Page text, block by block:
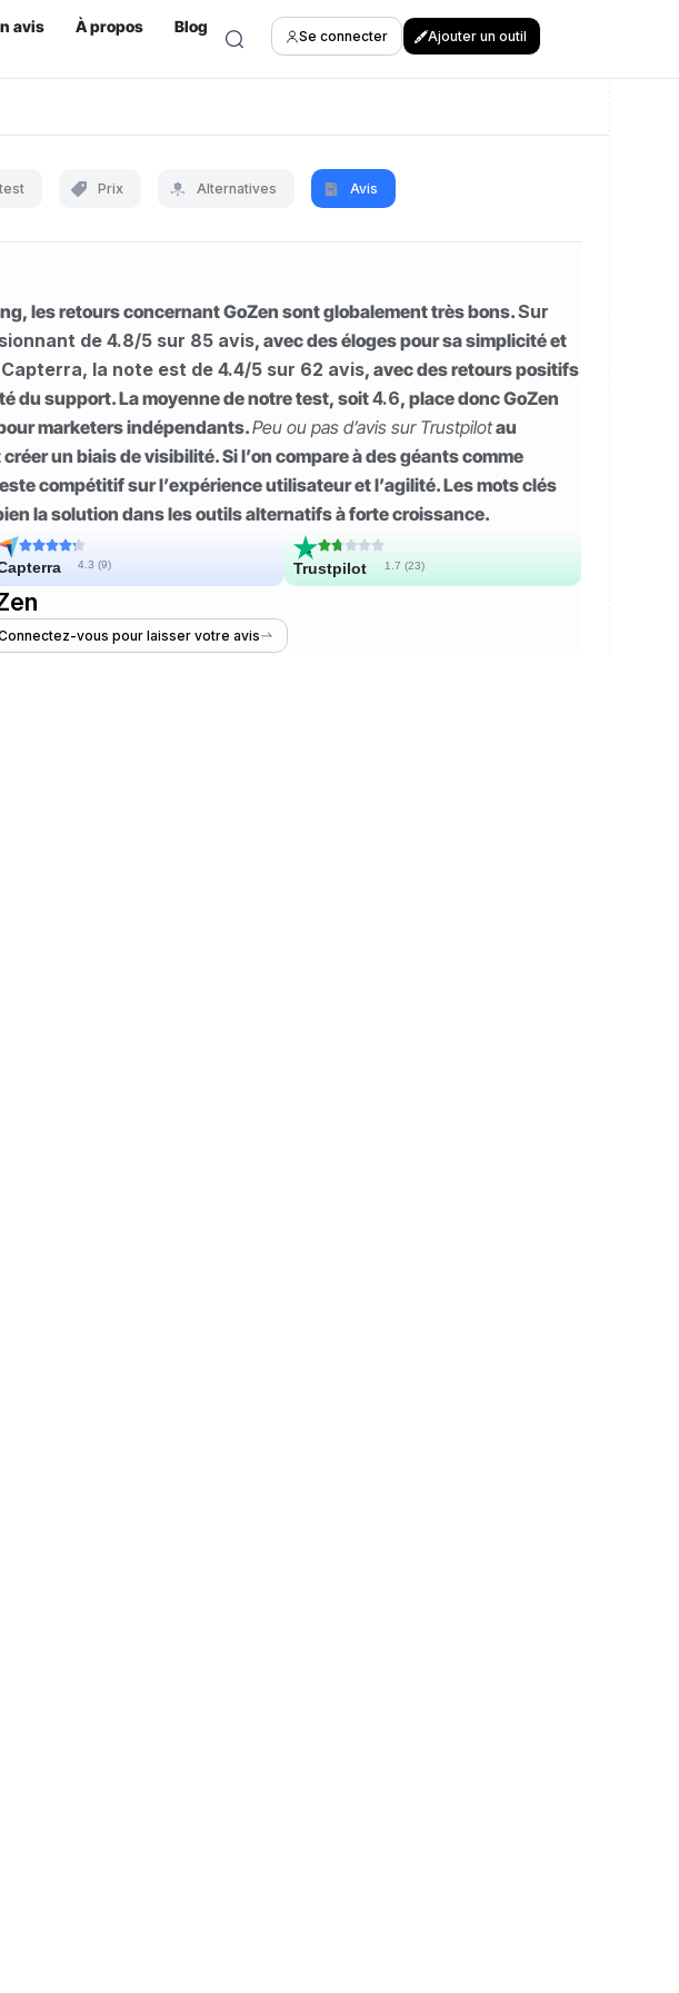
avis À propos Blog
Se connecter Ajouter un outil
Prix Alternatives Avis
les retours concernant GoZen sont globalement très bons.Sur
de 4.8/5 sur 85 avis, avec des éloges pour sa simplicité et
la note est de 4.4/5 sur 62 avis, avec des retours positifs
du support. La moyenne de notre test, soit4.6, place donc GoZen
marketers indépendants.Peu ou pas d’avis sur Trustpilotau
un biais de visibilité. Si l’on compare à des géants comme
compétitif sur l’expérience utilisateur et l’agilité. Les mots clés
la solution dans les outils alternatifs à forte croissance.
4.3 (9) Trustpilot 1.7 (23)
vous pour laisser votre avis